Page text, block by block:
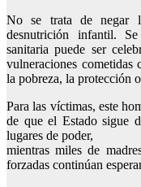
No se trata de negar
desnutrición infantil.
sanitaria puede ser
vulneraciones cometidas
la pobreza, la protección
Para las víctimas, este
de que el Estado sigue
lugares de poder,
mientras miles de
forzadas continúan